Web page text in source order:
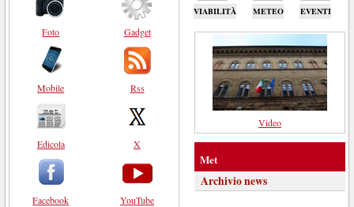
VIABILITÀ METEO EVENTI
Foto
Mobile
Edicola
Facebook
Gadget
Rss
X
YouTube
Video
Met
Archivio news